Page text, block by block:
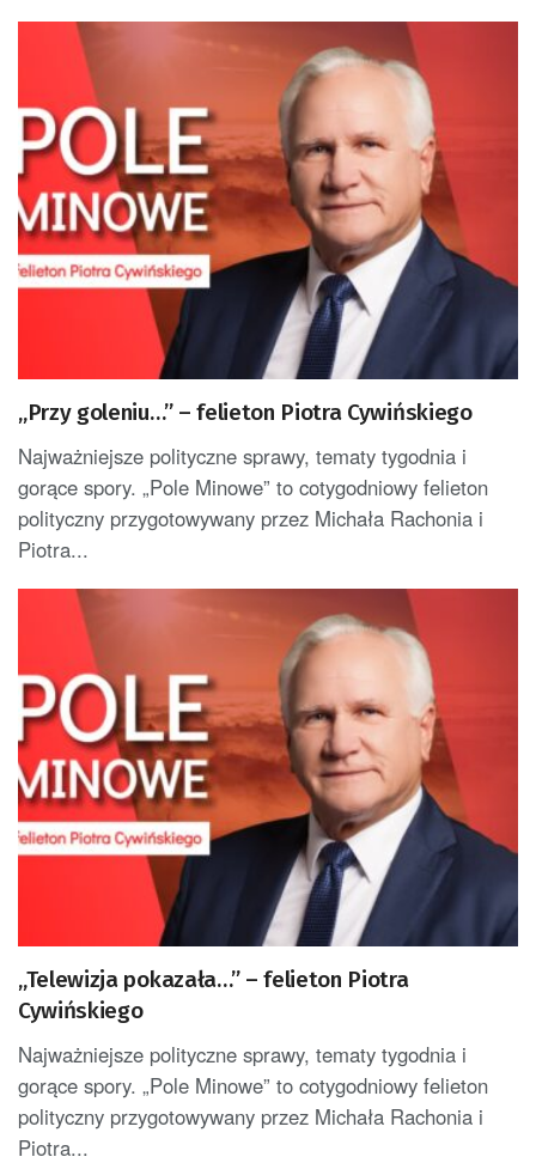
„Przy goleniu…” – felieton Piotra Cywińskiego
Najważniejsze polityczne sprawy, tematy tygodnia i
gorące spory. „Pole Minowe” to cotygodniowy felieton
polityczny przygotowywany przez Michała Rachonia i
Piotra...
„Telewizja pokazała…” – felieton Piotra
Cywińskiego
Najważniejsze polityczne sprawy, tematy tygodnia i
gorące spory. „Pole Minowe” to cotygodniowy felieton
polityczny przygotowywany przez Michała Rachonia i
Piotra...